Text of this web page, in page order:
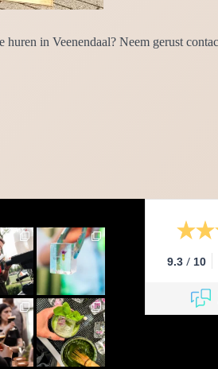
in Veenendaal? Neem gerust
9.3 / 10